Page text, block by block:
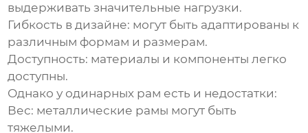
выдерживать значительные нагрузки.
Гибкость в дизайне: могут быть адаптированы к
различным формам и размерам.
Доступность: материалы и компоненты легко
доступны.
Однако у одинарных рам есть и недостатки:
Вес: металлические рамы могут быть
тяжелыми.